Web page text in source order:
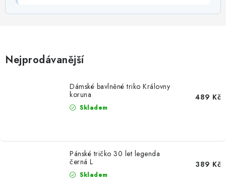
Nejprodávanější
Dámské bavlněné triko Královny
koruna
Skladem
489 Kč
Pánské tričko 30 let legenda
černá L
Skladem
389 Kč